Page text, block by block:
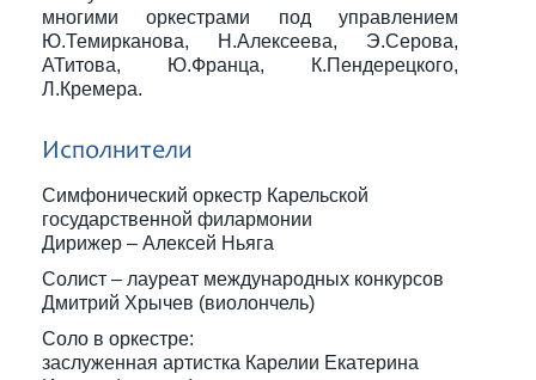
многими оркестрами под управлением
Ю.Темирканова, Н.Алексеева, Э.Серова,
АТитова, Ю.Франца, К.Пендерецкого,
Л.Кремера.
Исполнители
Симфонический оркестр Карельской
государственной филармонии
Дирижер – Алексей Ньяга
Солист – лауреат международных конкурсов
Дмитрий Хрычев (виолончель)
Соло в оркестре:
заслуженная артистка Карелии Екатерина